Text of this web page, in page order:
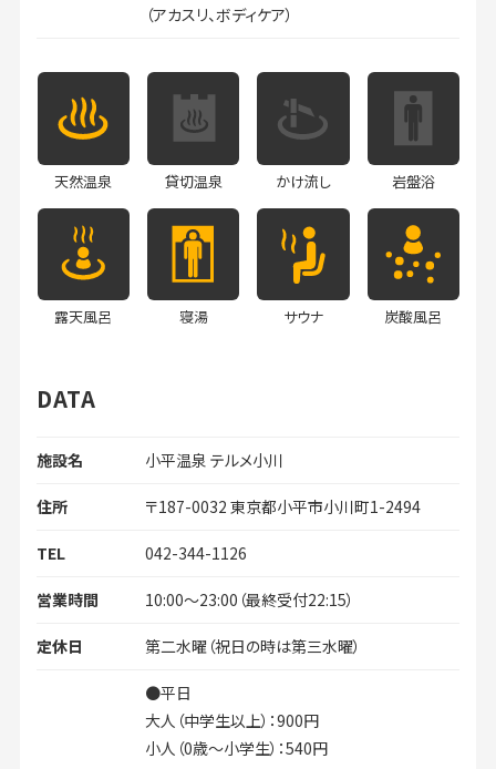
（アカスリ、ボディケア）
天然温泉 貸切温泉 かけ流し 岩盤浴
露天風呂 寝湯 サウナ 炭酸風呂
DATA
施設名 小平温泉 テルメ小川
住所 〒187-0032 東京都小平市小川町1-2494
TEL 042-344-1126
営業時間 10:00～23:00（最終受付22:15）
定休日 第二水曜（祝日の時は第三水曜）
●平日
大人（中学生以上）：900円
小人（0歳～小学生）：540円